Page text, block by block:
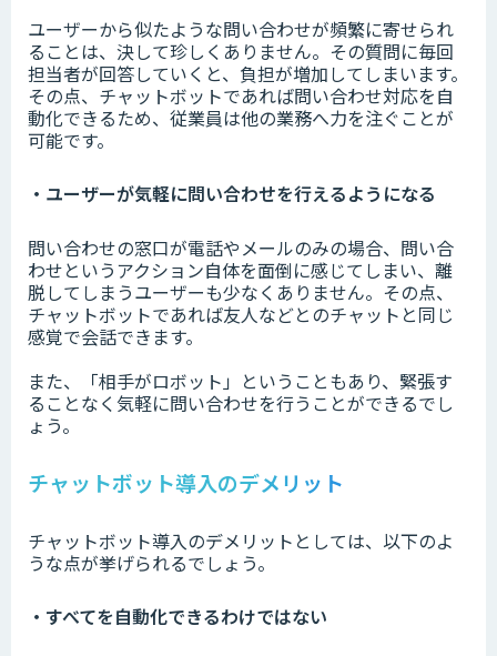
ユーザーから似たような問い合わせが頻繁に寄せられ
ることは、決して珍しくありません。その質問に毎回
担当者が回答していくと、負担が増加してしまいます。
その点、チャットボットであれば問い合わせ対応を自
動化できるため、従業員は他の業務へ力を注ぐことが
可能です。
・ユーザーが気軽に問い合わせを行えるようになる
問い合わせの窓口が電話やメールのみの場合、問い合
わせというアクション自体を面倒に感じてしまい、離
脱してしまうユーザーも少なくありません。その点、
チャットボットであれば友人などとのチャットと同じ
感覚で会話できます。
また、「相手がロボット」ということもあり、緊張す
ることなく気軽に問い合わせを行うことができるでし
ょう。
チャットボット導入のデメリット
チャットボット導入のデメリットとしては、以下のよ
うな点が挙げられるでしょう。
・すべてを自動化できるわけではない